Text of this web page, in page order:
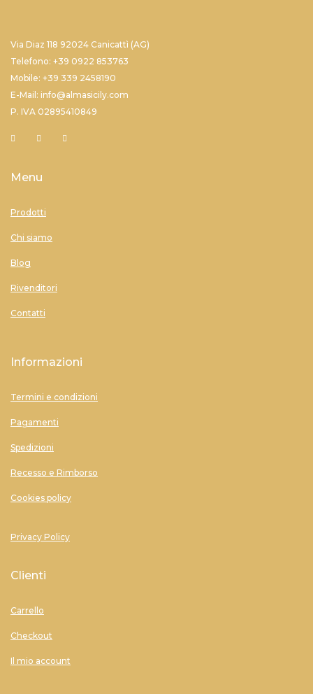
Via Diaz 118 92024 Canicattì (AG)
Telefono: +39 0922 853763
Mobile: +39 339 2458190
E-Mail: info@almasicily.com
P. IVA 02895410849
Menu
Prodotti
Chi siamo
Blog
Rivenditori
Contatti
Informazioni
Termini e condizioni
Pagamenti
Spedizioni
Recesso e Rimborso
Cookies policy
Privacy Policy
Clienti
Carrello
Checkout
Il mio account